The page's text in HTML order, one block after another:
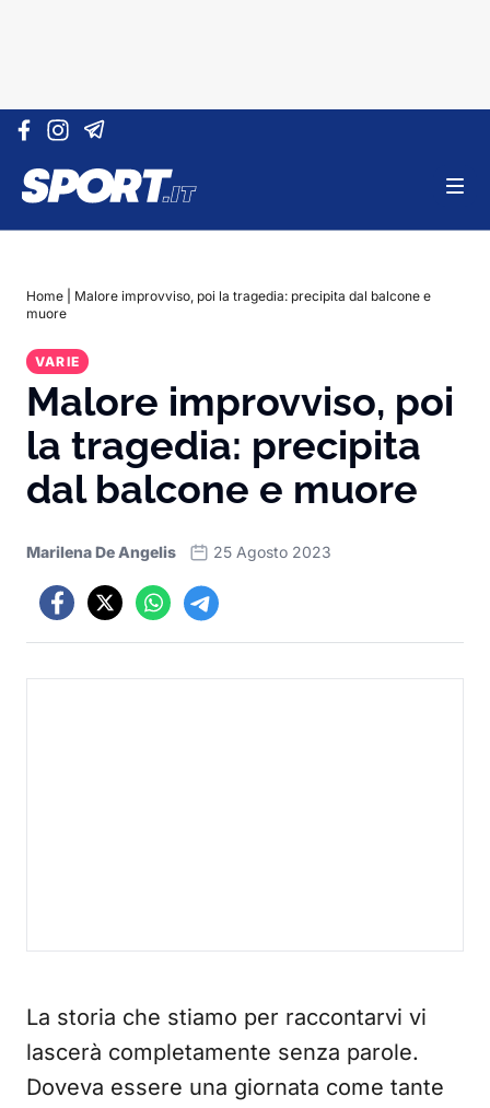
Vai al contenuto
Home
Malore improvviso, poi la tragedia: precipita dal balcone e
muore
VARIE
Malore improvviso, poi
la tragedia: precipita
dal balcone e muore
Marilena De Angelis 25 Agosto 2023
La storia che stiamo per raccontarvi vi
lascerà completamente senza parole.
Doveva essere una giornata come tante